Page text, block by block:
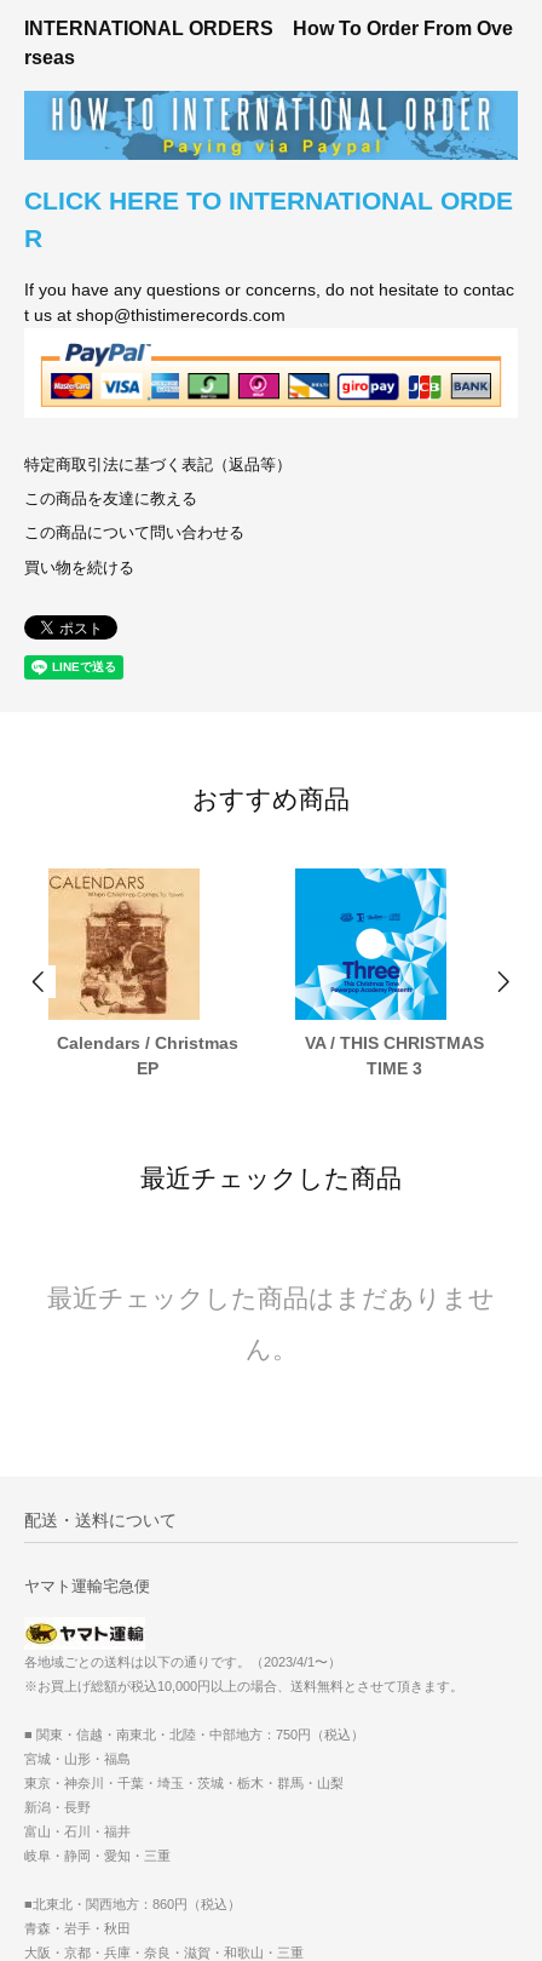
INTERNATIONAL ORDERS How To Order From Ove
rseas
CLICK HERE TO INTERNATIONAL ORDE
R
If you have any questions or concerns, do not hesitate to contac
t us at shop@thistimerecords.com
特定商取引法に基づく表記（返品等）
この商品を友達に教える
この商品について問い合わせる
買い物を続ける
おすすめ商品
Calendars / Christmas
EP
VA / THIS CHRISTMAS
TIME 3
最近チェックした商品
最近チェックした商品はまだありませ
ん。
配送・送料について
ヤマト運輸宅急便
各地域ごとの送料は以下の通りです。（2023/4/1〜）
※お買上げ総額が税込10,000円以上の場合、送料無料とさせて頂きます。
■ 関東・信越・南東北・北陸・中部地方：750円（税込）
宮城・山形・福島
東京・神奈川・千葉・埼玉・茨城・栃木・群馬・山梨
新潟・長野
富山・石川・福井
岐阜・静岡・愛知・三重
■北東北・関西地方：860円（税込）
青森・岩手・秋田
大阪・京都・兵庫・奈良・滋賀・和歌山・三重